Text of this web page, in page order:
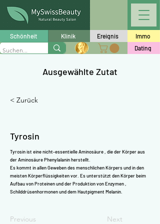
Schönheit Klinik Ereignis
Immo
Dating
Ausgewählte Zutat
< Zurück
Tyrosin
Tyrosin ist eine nicht-essentielleAminosäure , die der Körper aus
der AminosäurePhenylalaninherstellt.
Es kommt in allen Geweben des menschlichen Körpers und in den
meisten Körperflüssigkeiten vor. Es unterstützt den Körper beim
Aufbauvon Proteinenund der Produktion vonEnzymen ,
Schilddrüsenhormonen und dem Hautpigment Melanin.
Previous Next